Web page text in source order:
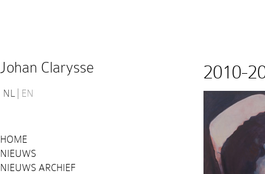
Johan Clarysse
NL EN
HOME
NIEUWS
NIEUWS ARCHIEF
2010-